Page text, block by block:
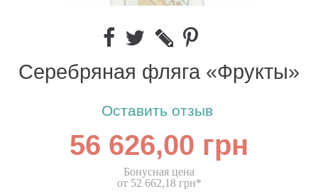
Серебряная фляга «Фрукты»
Оставить отзыв
56 626,00 грн
Бонусная цена
от 52 662,18 грн*